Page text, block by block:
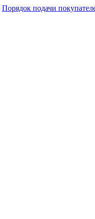
Порядок подачи